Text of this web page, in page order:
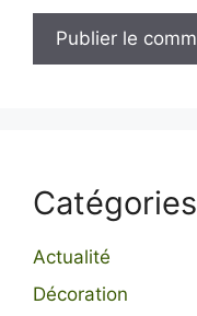
Catégories
Actualité
Décoration